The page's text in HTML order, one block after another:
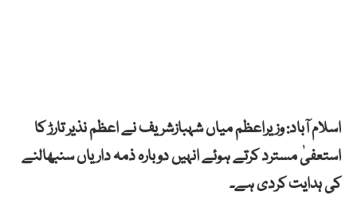
اسلام آباد: وزیراعظم میاں شہبازشریف نے اعظم نذیر تارڑ کا
استعفیٰ مسترد کرتے ہوئے انہیں دوبارہ ذمہ داریاں سنبھالنے
کی ہدایت کردی ہے۔